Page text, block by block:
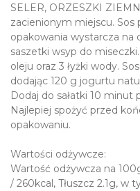
SELER, ORZESZKI
zacienionym miejscu.
opakowania wystarcza na
saszetki wsyp do
oleju oraz 3 łyżki wody.
dodając 120 g jogurtu
Dodaj do sałatki 10
Najlepiej spożyć przed
opakowaniu.
Wartości odżywcze:
Wartość odżywcza na
/ 260kcal, Tłuszcz 2.1g, w